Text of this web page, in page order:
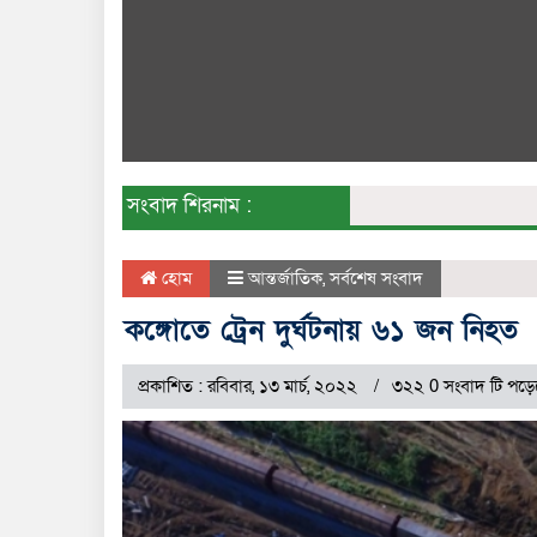
সংবাদ শিরনাম :
হোম আন্তর্জাতিক,সর্বশেষ সংবাদ
কঙ্গোতে ট্রেন দুর্ঘটনায় ৬১ জন নিহত
প্রকাশিত : রবিবার, ১৩ মার্চ, ২০২২ ৩২২ 0 সংবাদ টি